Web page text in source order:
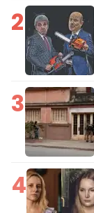
2
3
4